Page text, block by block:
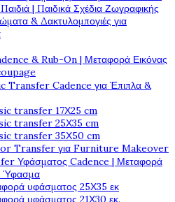
| Παιδικά Σχέδια Ζωγραφικής
& Δακτυλομπογιές για
& Rub-On | Μεταφορά Εικόνας
Transfer Cadence για Έπιπλα &
transfer 17Χ25 cm
transfer 25Χ35 cm
transfer 35Χ50 cm
Transfer για Furniture Makeover
Υφάσματος Cadence | Μεταφορά
Ύφασμα
υφάσματος 25Χ35 εκ
υφάσματος 21Χ30 εκ.